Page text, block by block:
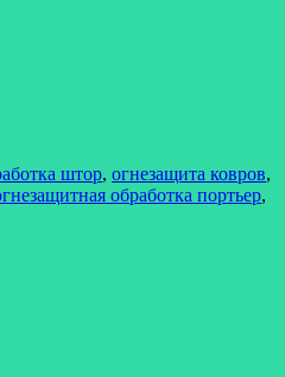
штор, огнезащита ковров,
обработка портьер,